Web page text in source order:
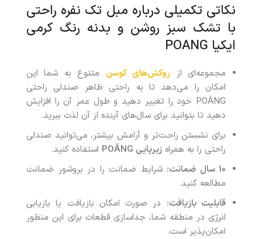
نکاتی تکمیلی درباره مبل تک نفره راحتی
با تشک سبز روشن و بدنه رنگ کرمی
ایکیا POANG
مجموعه‌ای از روکش‌های کوسن متنوع به شما این
امکان را می‌دهد تا به راحتی ظاهر صندلی راحتی
POÄNG خود را تغییر دهید و طول عمر آن را افزایش
دهید تا بتوانید برای سال‌های آینده از آن لذت ببرید.
برای نشستن راحت‌تر و آرامش بیشتر، می‌توانید صندلی
راحتی را به همراه زیرپایی POÄNG
استفاده کنید.
10 سال ضمانت:
شرایط ضمانت را در بروشور ضمانت
مطالعه کنید.
قابلیت بازیافت: در صورت امکان بازیافت یا بازیابی
انرژی در منطقه شما، جداسازی قطعات برای این منظور
امکان‌پذیر است.